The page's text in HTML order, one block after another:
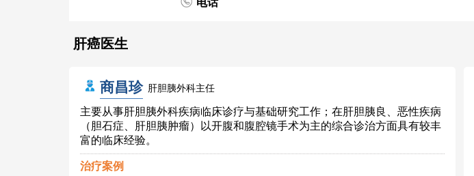
肝癌医生
商昌珍 肝胆胰外科主任
主要从事肝胆胰外科疾病临床诊疗与基础研究工作；在肝胆胰良、恶性疾病
（胆石症、肝胆胰肿瘤）以开腹和腹腔镜手术为主的综合诊治方面具有较丰
富的临床经验。
治疗案例